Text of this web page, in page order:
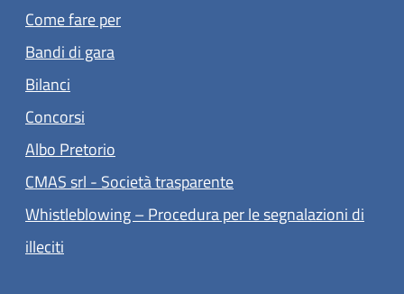
Come fare per
Bandi di gara
Bilanci
Concorsi
Albo Pretorio
CMAS srl - Società trasparente(apre in un'altra scheda).
Whistleblowing – Procedura per le segnalazioni di
illeciti